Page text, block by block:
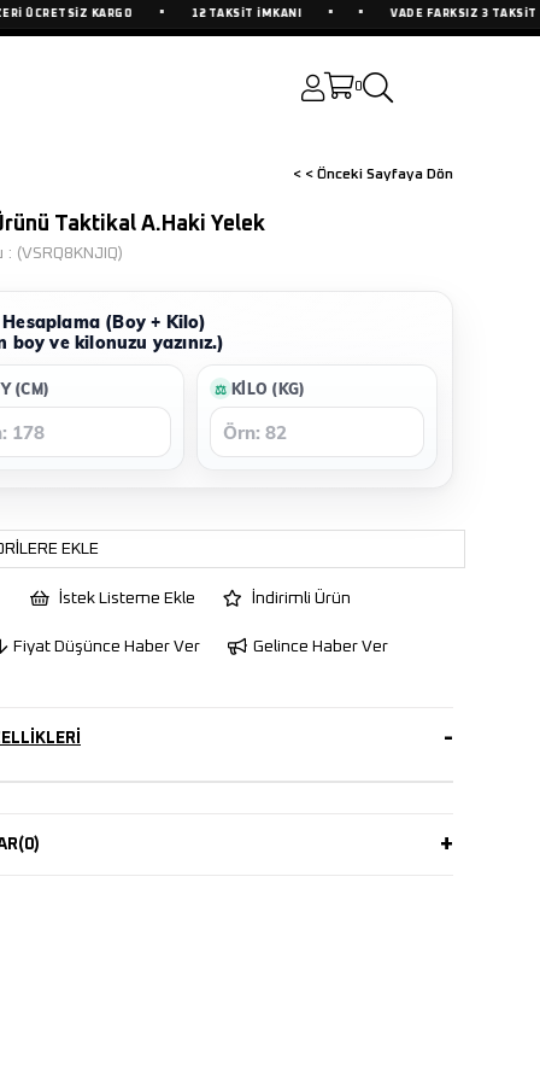
KARGO • 12 TAKSİT İMKANI • VADE FARKSIZ 3 TAKSİT
0
< < Önceki Sayfaya Dön
Taktikal A.Haki Yelek
(VSRQ8KNJIQ)
(Boy + Kilo)
boy ve kilonuzu yazınız.)
(CM) KILO (KG)
EKLE
İstek Listeme Ekle İndirimli Ürün
Fiyat Düşünce Haber Ver Gelince Haber Ver
(0)